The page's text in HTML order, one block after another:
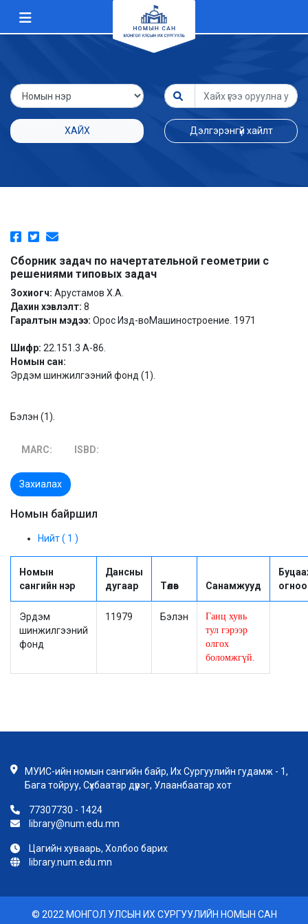
ХАЙХ Дэлгэрэнгүй хайлт
Сборник задач по начертательной геометрии с
решениями типовых задач
Зохиогч: Арустамов Х.А.
Дахин хэвлэлт: 8
Гаралтын мэдээ: Орос Изд-воМашиностроение. 1971
Шифр: 22.151.3 А-86.
Номын сан:
Эрдэм шинжилгээний фонд (1).
Бэлэн (1).
MARC: ISBD:
Захиалах
Номын байршил
Нийт ( 1 )
Номын
сангийн нэр
Дансны
дугаар
Төлөв Санамжууд
огноо
Эрдэм
шинжилгээний
фонд
11979 Бэлэн
Ганц хувь
тул гэрээр
олгох
боломжгүй.
МУИС-ийн номын сангийн байр, Их Сургуулийн гудамж - 1,
Бага тойруу, Сүхбаатар дүүрэг, Улаанбаатар хот
77307730 - 1424
library@num.edu.mn
Цагийн хуваарь, Холбоо барих
library.num.edu.mn
© 2022 МОНГОЛ УЛСЫН ИХ СУРГУУЛИЙН НОМЫН САН